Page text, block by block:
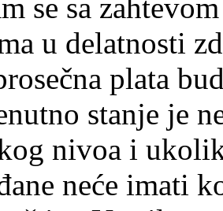
se sa
u delatnosti
plata
stanje je
nivoa i
neće imati